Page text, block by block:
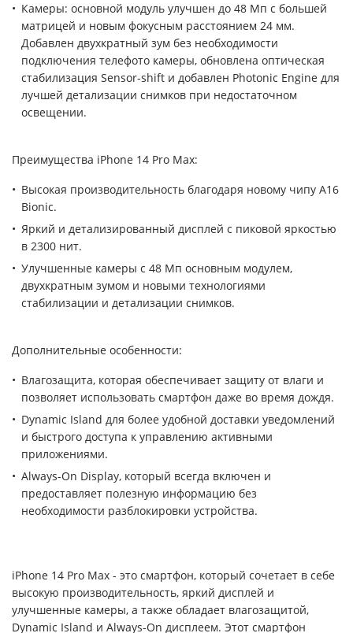
Камеры: основной модуль улучшен до 48 Мп с большей
матрицей и новым фокусным расстоянием 24 мм.
Добавлен двухкратный зум без необходимости
подключения телефото камеры, обновлена оптическая
стабилизация Sensor-shift и добавлен Photonic Engine для
лучшей детализации снимков при недостаточном
освещении.
Преимущества iPhone 14 Pro Max:
Высокая производительность благодаря новому чипу A16
Bionic.
Яркий и детализированный дисплей с пиковой яркостью
в 2300 нит.
Улучшенные камеры с 48 Мп основным модулем,
двухкратным зумом и новыми технологиями
стабилизации и детализации снимков.
Дополнительные особенности:
Влагозащита, которая обеспечивает защиту от влаги и
позволяет использовать смартфон даже во время дождя.
Dynamic Island для более удобной доставки уведомлений
и быстрого доступа к управлению активными
приложениями.
Always-On Display, который всегда включен и
предоставляет полезную информацию без
необходимости разблокировки устройства.
iPhone 14 Pro Max - это смартфон, который сочетает в себе
высокую производительность, яркий дисплей и
улучшенные камеры, а также обладает влагозащитой,
Dynamic Island и Always-On дисплеем. Этот смартфон